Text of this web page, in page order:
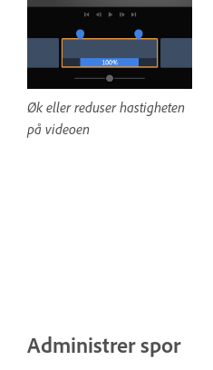
Øk eller reduser hastigheten
på videoen
Administrer spor